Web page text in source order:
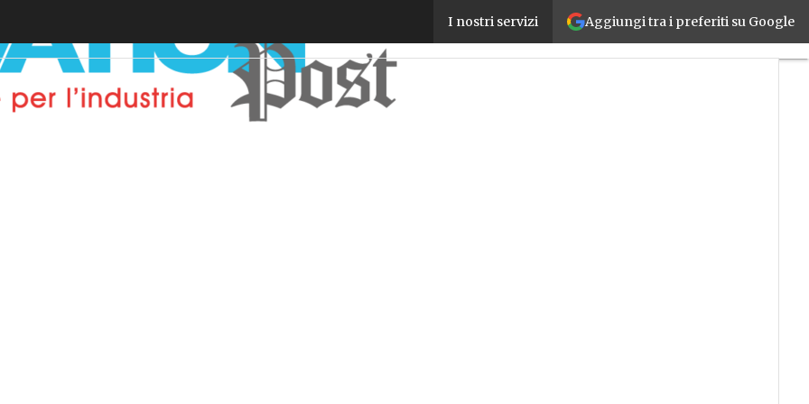
Aggiungi tra i preferiti su Google
I nostri servizi
Philip Morris pianifica investimenti per 600